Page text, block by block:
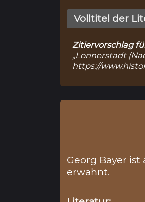
Volltitel der
Zitiervorschlag
„Lonnerstadt
https://
Georg Bayer
erwähnt.